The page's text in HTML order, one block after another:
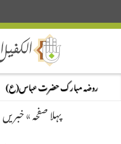
روضہ مبارک حضرت عباس(ع)
پہلا صفحہ»خبریں